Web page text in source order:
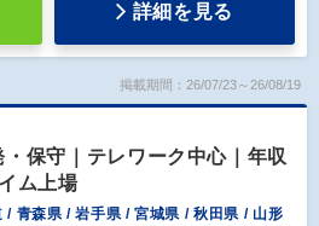
詳細を見る
掲載期間：26/07/23～26/08/19
保守｜テレワーク中心｜年収
ム上場
/ 青森県 / 岩手県 / 宮城県 / 秋田県 / 山形